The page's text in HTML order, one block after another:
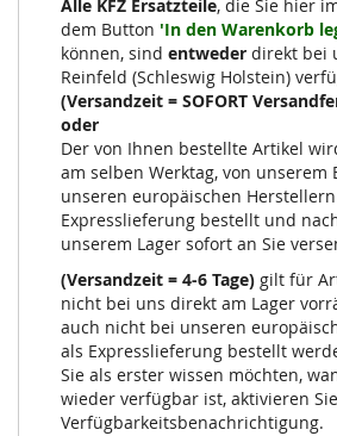
Alle KFZ Ersatzteile, die Sie hier
dem Button 'In den Warenkorb
können, sind entweder direkt bei
Reinfeld (Schleswig Holstein)
(Versandzeit = SOFORT
oder
Der von Ihnen bestellte Artikel
am selben Werktag, von unserem
unseren europäischen
Expresslieferung bestellt und
unserem Lager sofort an Sie
(Versandzeit = 4-6 Tage) gilt für
nicht bei uns direkt am Lager
auch nicht bei unseren
als Expresslieferung bestellt
Sie als erster wissen möchten,
wieder verfügbar ist, aktivieren
Verfügbarkeitsbenachrichtigung.